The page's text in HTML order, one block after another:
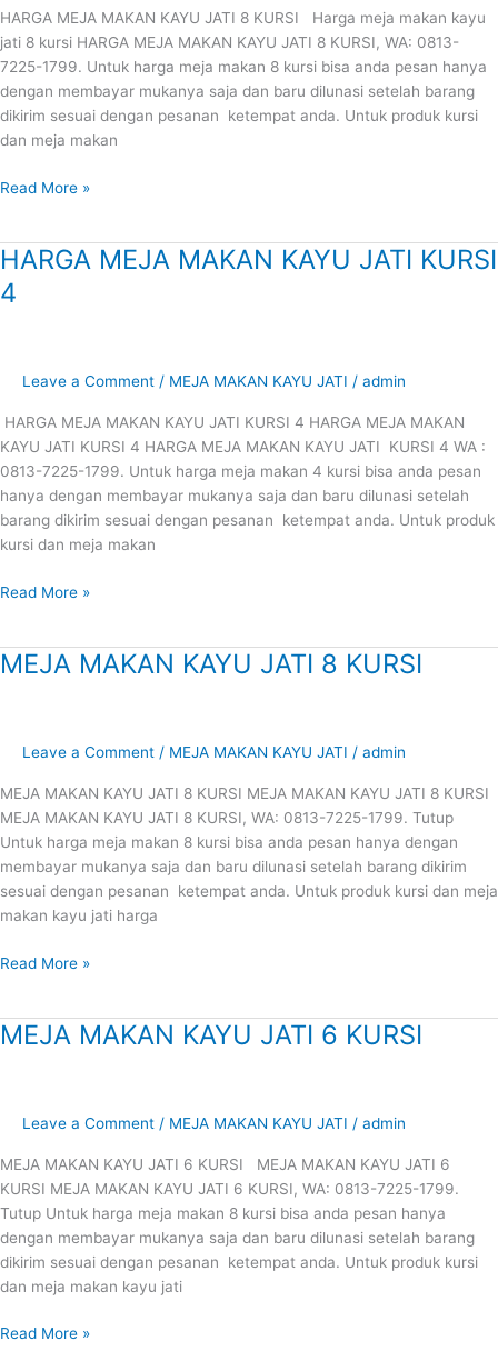
HARGA MEJA MAKAN KAYU JATI 8 KURSI Harga meja makan kayu
jati 8 kursi HARGA MEJA MAKAN KAYU JATI 8 KURSI, WA: 0813-
7225-1799. Untuk harga meja makan 8 kursi bisa anda pesan hanya
dengan membayar mukanya saja dan baru dilunasi setelah barang
dikirim sesuai dengan pesanan ketempat anda. Untuk produk kursi
dan meja makan
Read More »
HARGA MEJA MAKAN KAYU JATI KURSI
4
Leave a Comment / MEJA MAKAN KAYU JATI / admin
HARGA MEJA MAKAN KAYU JATI KURSI 4 HARGA MEJA MAKAN
KAYU JATI KURSI 4 HARGA MEJA MAKAN KAYU JATI KURSI 4 WA :
0813-7225-1799. Untuk harga meja makan 4 kursi bisa anda pesan
hanya dengan membayar mukanya saja dan baru dilunasi setelah
barang dikirim sesuai dengan pesanan ketempat anda. Untuk produk
kursi dan meja makan
HARGA
MEJA
MAKAN
KURSI
Read More »
MEJA MAKAN KAYU JATI 8 KURSI
Leave a Comment / MEJA MAKAN KAYU JATI / admin
MEJA MAKAN KAYU JATI 8 KURSI MEJA MAKAN KAYU JATI 8 KURSI
MEJA MAKAN KAYU JATI 8 KURSI, WA: 0813-7225-1799. Tutup
Untuk harga meja makan 8 kursi bisa anda pesan hanya dengan
membayar mukanya saja dan baru dilunasi setelah barang dikirim
sesuai dengan pesanan ketempat anda. Untuk produk kursi dan meja
makan kayu jati harga
MEJA
Read More »
MEJA MAKAN KAYU JATI 6 KURSI
Leave a Comment / MEJA MAKAN KAYU JATI / admin
MEJA MAKAN KAYU JATI 6 KURSI MEJA MAKAN KAYU JATI 6
KURSI MEJA MAKAN KAYU JATI 6 KURSI, WA: 0813-7225-1799.
Tutup Untuk harga meja makan 8 kursi bisa anda pesan hanya
dengan membayar mukanya saja dan baru dilunasi setelah barang
dikirim sesuai dengan pesanan ketempat anda. Untuk produk kursi
dan meja makan kayu jati
MEJA
Read More »